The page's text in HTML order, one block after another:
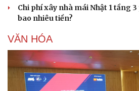
Nhi khoa
Nam khoa
Phòng mạch online
Chi phí xây nhà mái Nhật 1 tầng
bao nhiêu tiền?
VĂN HÓA